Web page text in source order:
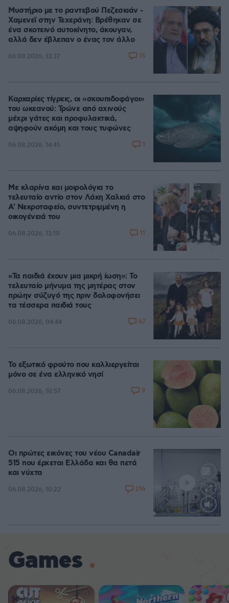
Μυστήριο με το ραντεβού Πεζεσκιάν -
Χαμενεϊ στην Τεχεράνη: Βρέθηκαν σε
ένα σκοτεινό αυτοκίνητο, άκουγαν,
αλλά δεν έβλεπαν ο ένας τον άλλο
06.08.2026, 13:37 15
Καρχαρίες τίγρεις, οι «σκουπιδοφάγοι»
του ωκεανού: Τρώνε από αχινούς
μέχρι γάτες και προφυλακτικά,
αψηφούν ακόμη και τους τυφώνες
06.08.2026, 14:45 1
Με κλαρίνα και μοιρολόγια το
τελευταίο αντίο στον Λάκη Χαλκιά στο
A' Νεκροταφείο, συντετριμμένη η
οικογένειά του
06.08.2026, 13:10 11
«Τα παιδιά έχουν μια μικρή ίωση»: Το
τελευταίο μήνυμα της μητέρας στον
πρώην σύζυγό της πριν δολοφονήσει
τα τέσσερα παιδιά τους
06.08.2026, 04:44 67
Το εξωτικό φρούτο που καλλιεργείται
μόνο σε ένα ελληνικό νησί
06.08.2026, 10:57 9
Loaded:
Οι πρώτες εικόνες του νέου Canadair
515 που έρχεται Ελλάδα και θα πετά
και νύχτα
06.08.2026, 10:22 216
Games